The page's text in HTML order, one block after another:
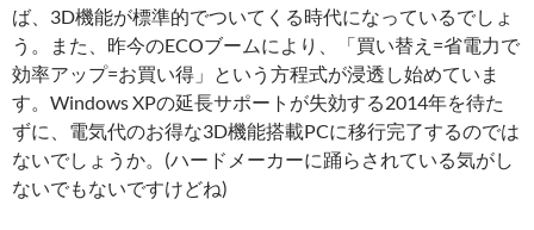
ば、3D機能が標準的でついてくる時代になっているでしょ
う。また、昨今のECOブームにより、「買い替え=省電力で
効率アップ=お買い得」という方程式が浸透し始めていま
す。Windows XPの延長サポートが失効する2014年を待た
ずに、電気代のお得な3D機能搭載PCに移行完了するのでは
ないでしょうか。(ハードメーカーに踊らされている気がし
ないでもないですけどね)